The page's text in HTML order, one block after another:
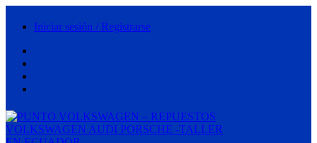
Iniciar sesión / Registrarse